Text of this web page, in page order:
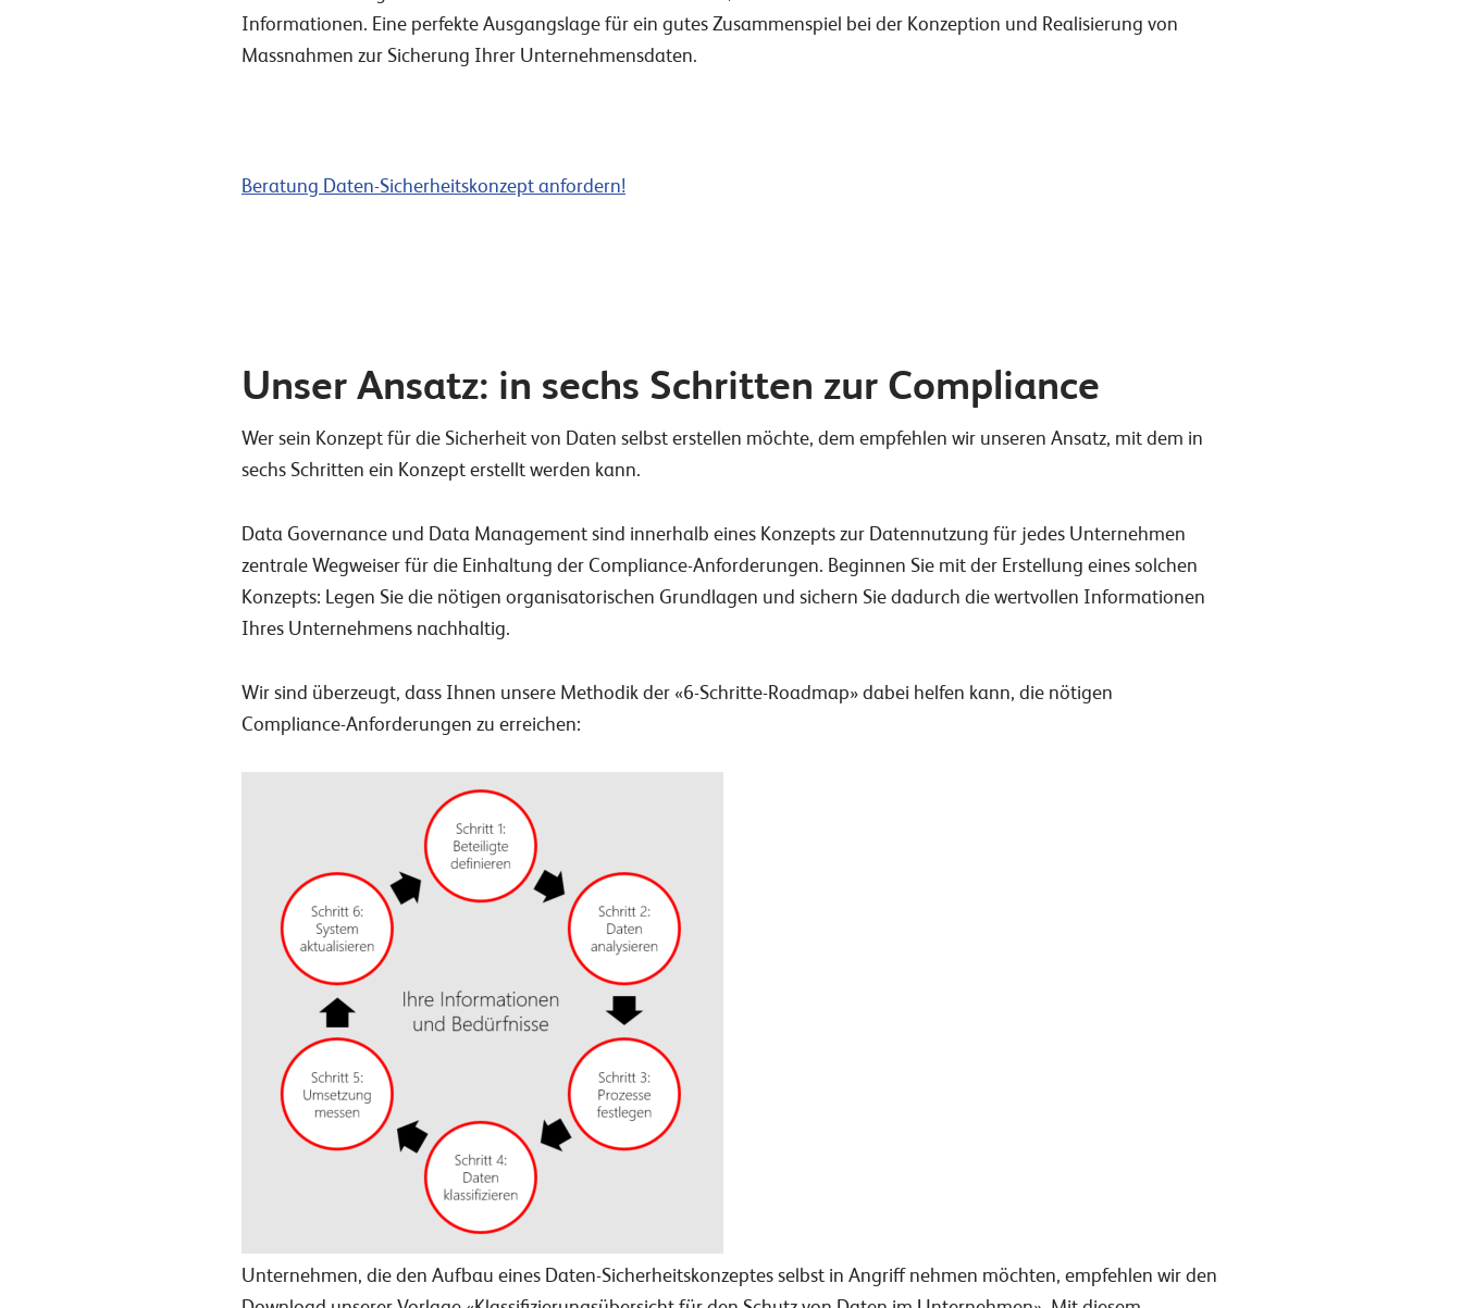
Informationen. Eine perfekte Ausgangslage für ein gutes Zusammenspiel bei der Konzeption und Realisierung von
Massnahmen zur Sicherung Ihrer Unternehmensdaten.
Beratung Daten-Sicherheitskonzept anfordern!
Unser Ansatz: in sechs Schritten zur Compliance
Wer sein Konzept für die Sicherheit von Daten selbst erstellen möchte, dem empfehlen wir unseren Ansatz, mit dem in
sechs Schritten ein Konzept erstellt werden kann.
Data Governance und Data Management sind innerhalb eines Konzepts zur Datennutzung für jedes Unternehmen
zentrale Wegweiser für die Einhaltung der Compliance-Anforderungen. Beginnen Sie mit der Erstellung eines solchen
Konzepts: Legen Sie die nötigen organisatorischen Grundlagen und sichern Sie dadurch die wertvollen Informationen
Ihres Unternehmens nachhaltig.
Wir sind überzeugt, dass Ihnen unsere Methodik der «6-Schritte-Roadmap» dabei helfen kann, die nötigen
Compliance-Anforderungen zu erreichen:
Unternehmen, die den Aufbau eines Daten-Sicherheitskonzeptes selbst in Angriff nehmen möchten, empfehlen wir den